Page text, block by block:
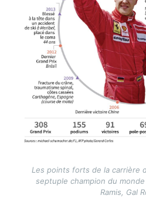
Les points forts de la carrière
septuple champion du
Ramis, Gal